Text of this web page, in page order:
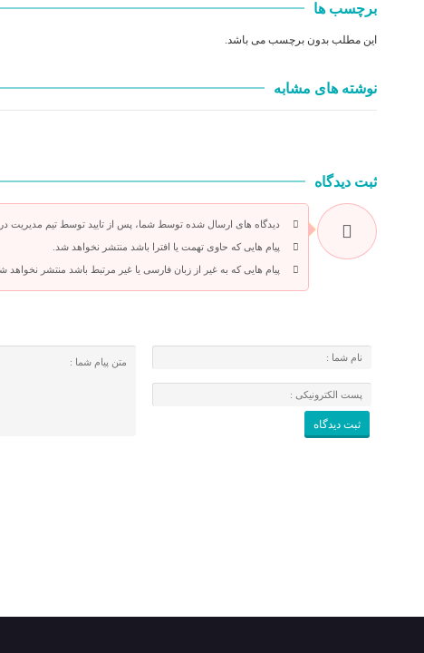
برچسب ها
این مطلب بدون برچسب می باشد.
نوشته های مشابه
ثبت دیدگاه
دیدگاه های ارسال شده توسط شما، پس از تایید توسط تیم مدیریت در
پیام هایی که حاوی تهمت یا افترا باشد منتشر نخواهد شد.
پیام هایی که به غیر از زبان فارسی یا غیر مرتبط باشد منتشر نخواهد